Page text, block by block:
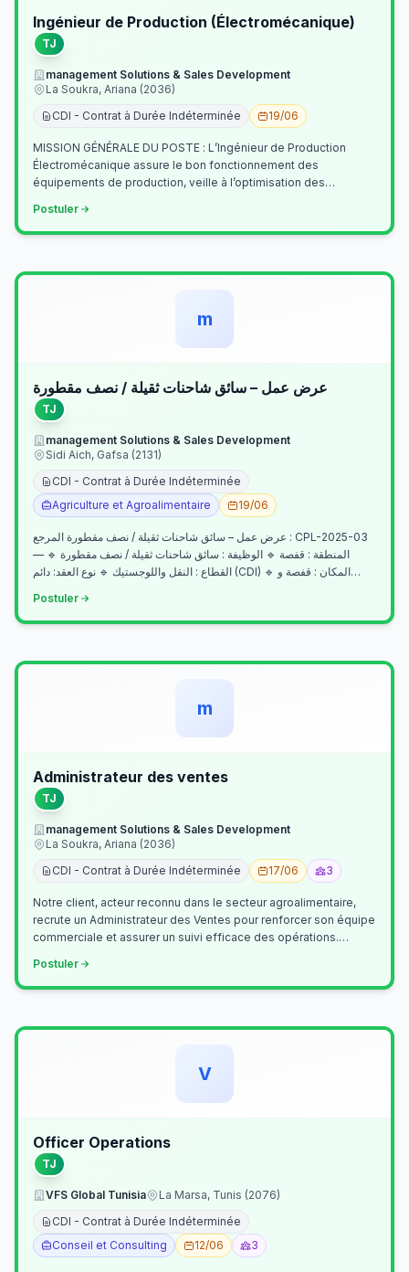
Ingénieur de Production (Électromécanique)
TJ
management Solutions & Sales Development
La Soukra, Ariana (2036)
CDI - Contrat à Durée Indéterminée
19/06
MISSION GÉNÉRALE DU POSTE : L’Ingénieur de Production
Électromécanique assure le bon fonctionnement des
équipements de production, veille à l’optimisation des
Postuler
m
عرض عمل – سائق شاحنات ثقيلة / نصف مقطورة
TJ
management Solutions & Sales Development
Sidi Aich, Gafsa (2131)
CDI - Contrat à Durée Indéterminée
Agriculture et Agroalimentaire
19/06
عرض عمل – سائق شاحنات ثقيلة / نصف مقطورة المرجع : CPL-2025-03
— المنطقة : قفصة 🔹 الوظيفة : سائق شاحنات ثقيلة / نصف مقطورة 🔹
القطاع : النقل واللوجستيك 🔹 نوع العقد: دائم (CDI) 🔹 المكان : قفصة و…
Postuler
m
Administrateur des ventes
TJ
management Solutions & Sales Development
La Soukra, Ariana (2036)
CDI - Contrat à Durée Indéterminée
17/06 3
Notre client, acteur reconnu dans le secteur agroalimentaire,
recrute un Administrateur des Ventes pour renforcer son équipe
commerciale et assurer un suivi efficace des opérations.
Postuler
V
Officer Operations
TJ
VFS Global Tunisia
La Marsa, Tunis (2076)
CDI - Contrat à Durée Indéterminée
Conseil et Consulting
12/06 3